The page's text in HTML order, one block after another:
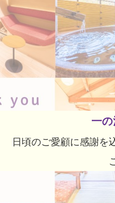
一
日頃のご愛顧に感謝を